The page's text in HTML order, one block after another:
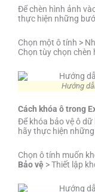
Để chèn hình ảnh
thực hiện những
Chọn một ô tính >
Chọn tùy chọn chèn
Hướng
Cách khóa ô trong
Để khóa bảo vệ ô
hãy thực hiện
Chọn ô tính muốn
Bảo vệ > Thiết lập